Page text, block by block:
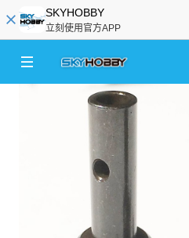
SKYHOBBY
立刻使用官方APP